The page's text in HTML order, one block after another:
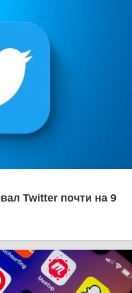
Twitter почти на 9